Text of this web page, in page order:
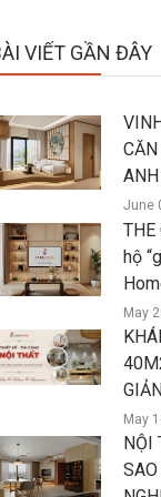
VIẾT GẦN ĐÂY
ANH
June
THE
hộ
May
May
NỘI